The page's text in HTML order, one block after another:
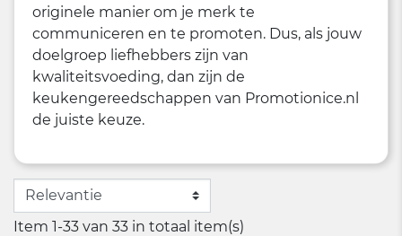
originele manier om je merk te
communiceren en te promoten. Dus, als jouw
doelgroep liefhebbers zijn van
kwaliteitsvoeding, dan zijn de
keukengereedschappen van Promotionice.nl
de juiste keuze.
Item 1-33 van 33 in totaal item(s)